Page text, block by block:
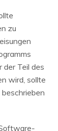
zu
der Teil des
wird, sollte